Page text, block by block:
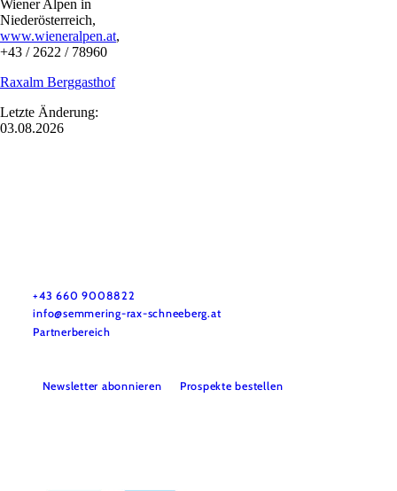
Wiener Alpen in
Niederösterreich,
www.wieneralpen.at,
+43 / 2622 / 78960
Raxalm Berggasthof
Letzte Änderung:
03.08.2026
+43 660 9008822
info@semmering-rax-schneeberg.at
Partnerbereich
Newsletter abonnieren Prospekte bestellen